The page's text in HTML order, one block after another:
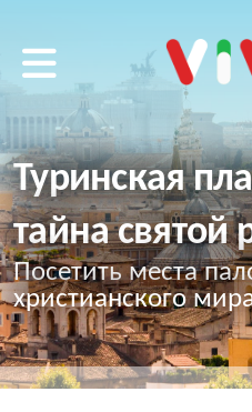
VIVO tour
Туринская
тайна святой
Посетить места
христианского